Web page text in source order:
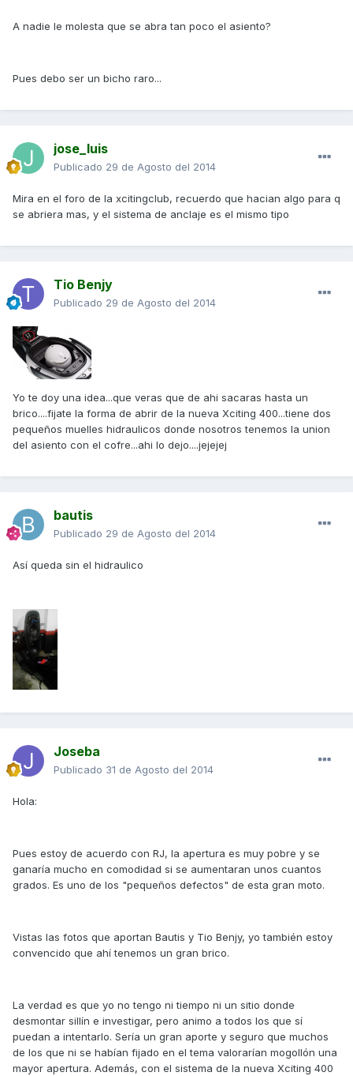
A nadie le molesta que se abra tan poco el asiento?
Pues debo ser un bicho raro...
jose_luis
Publicado 29 de Agosto del 2014
Mira en el foro de la xcitingclub, recuerdo que hacian algo para q
se abriera mas, y el sistema de anclaje es el mismo tipo
Tio Benjy
Publicado 29 de Agosto del 2014
Yo te doy una idea...que veras que de ahi sacaras hasta un
brico....fijate la forma de abrir de la nueva Xciting 400...tiene dos
pequeños muelles hidraulicos donde nosotros tenemos la union
del asiento con el cofre...ahi lo dejo....jejejej
bautis
Publicado 29 de Agosto del 2014
Así queda sin el hidraulico
Joseba
Publicado 31 de Agosto del 2014
Hola:
Pues estoy de acuerdo con RJ, la apertura es muy pobre y se
ganaría mucho en comodidad si se aumentaran unos cuantos
grados. Es uno de los "pequeños defectos" de esta gran moto.
Vistas las fotos que aportan Bautis y Tio Benjy, yo también estoy
convencido que ahí tenemos un gran brico.
La verdad es que yo no tengo ni tiempo ni un sitio donde
desmontar sillín e investigar, pero animo a todos los que sí
puedan a intentarlo. Sería un gran aporte y seguro que muchos
de los que ni se habían fijado en el tema valorarían mogollón una
mayor apertura. Además, con el sistema de la nueva Xciting 400